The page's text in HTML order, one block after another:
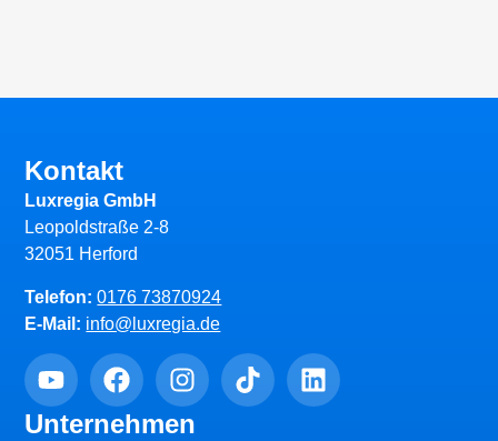
Kontakt
Luxregia GmbH
Leopoldstraße 2-8
32051 Herford
Telefon:0176 73870924
E-Mail: info@luxregia.de
Unternehmen